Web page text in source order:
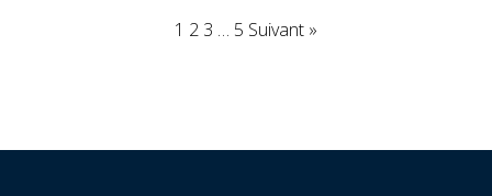
1 2 3 … 5 Suivant »